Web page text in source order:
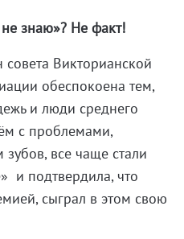
знаю»? Не факт!
Викторианской
обеспокоена тем,
и люди среднего
с проблемами,
все чаще стали
и подтвердила, что
сыграл в этом свою